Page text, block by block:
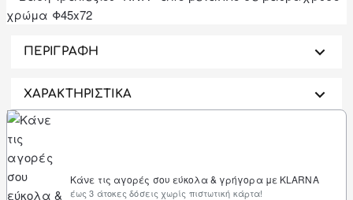
ΠΕΡΙΓΡΑΦΗ
ΧΑΡΑΚΤΗΡΙΣΤΙΚΑ
Κάνε τις αγορές σου εύκολα & γρήγορα με KLARNA
έως 3 άτοκες δόσεις χωρίς πιστωτική κάρτα!